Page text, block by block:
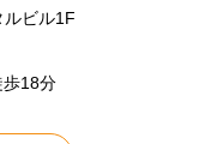
ビル1F
歩18分